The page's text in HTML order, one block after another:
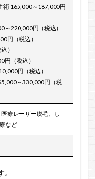
術 165,000～187,000円
～220,000円（税込）
円（税込）
）
円（税込）
円（税込）
～330,000円（税
療レーザー脱毛、し
など
。